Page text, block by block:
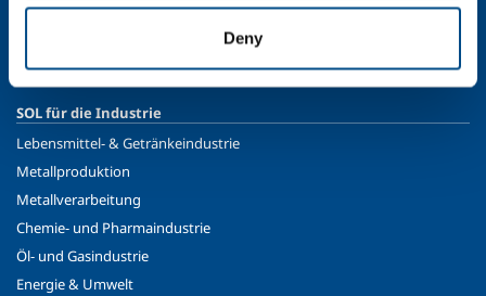
Deny
Moral und Werte
Sicherheit, Umweltschutz und Qualität
SOL für die Industrie
Lebensmittel- & Getränkeindustrie
Metallproduktion
Metallverarbeitung
Chemie- und Pharmaindustrie
Öl- und Gasindustrie
Energie & Umwelt